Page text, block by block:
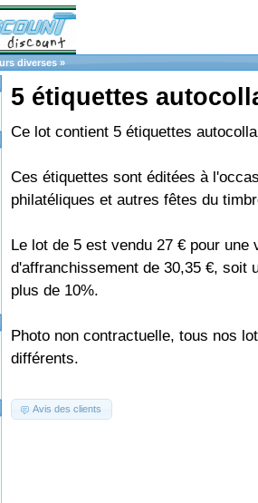
diverses »
5 étiquettes
Ce lot contient 5 étiquettes
Ces étiquettes sont éditées à
philatéliques et autres fêtes du
Le lot de 5 est vendu 27 € pour une
d'affranchissement de 30,35 €, soit
plus de 10%.
Photo non contractuelle, tous nos
différents.
Avis des clients